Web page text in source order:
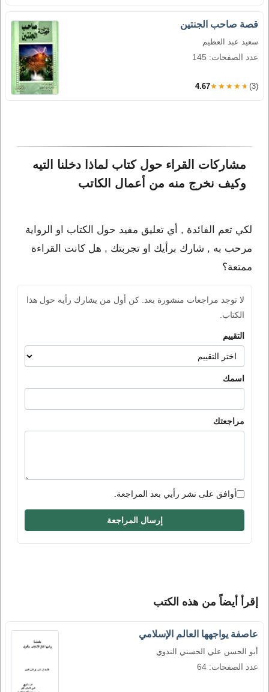
قصة صاحب الجنتين
سعيد عبد العظيم
عدد الصفحات: 145
4.67★★★★★ (3)
مشاركات القراء حول كتاب لماذا دخلنا التيه
وكيف نخرج منه من أعمال الكاتب
لكي تعم الفائدة , أي تعليق مفيد حول الكتاب او الرواية
مرحب به , شارك برأيك او تجربتك , هل كانت القراءة
ممتعة؟
لا توجد مراجعات منشورة بعد. كن أول من يشارك رأيه حول هذا
الكتاب.
التقييم
اسمك
مراجعتك
أوافق على نشر رأيي بعد المراجعة.
إرسال المراجعة
إقرأ أيضاً من هذه الكتب
عاصفة يواجهها العالم الإسلامي
أبو الحسن علي الحسني الندوي
عدد الصفحات: 64